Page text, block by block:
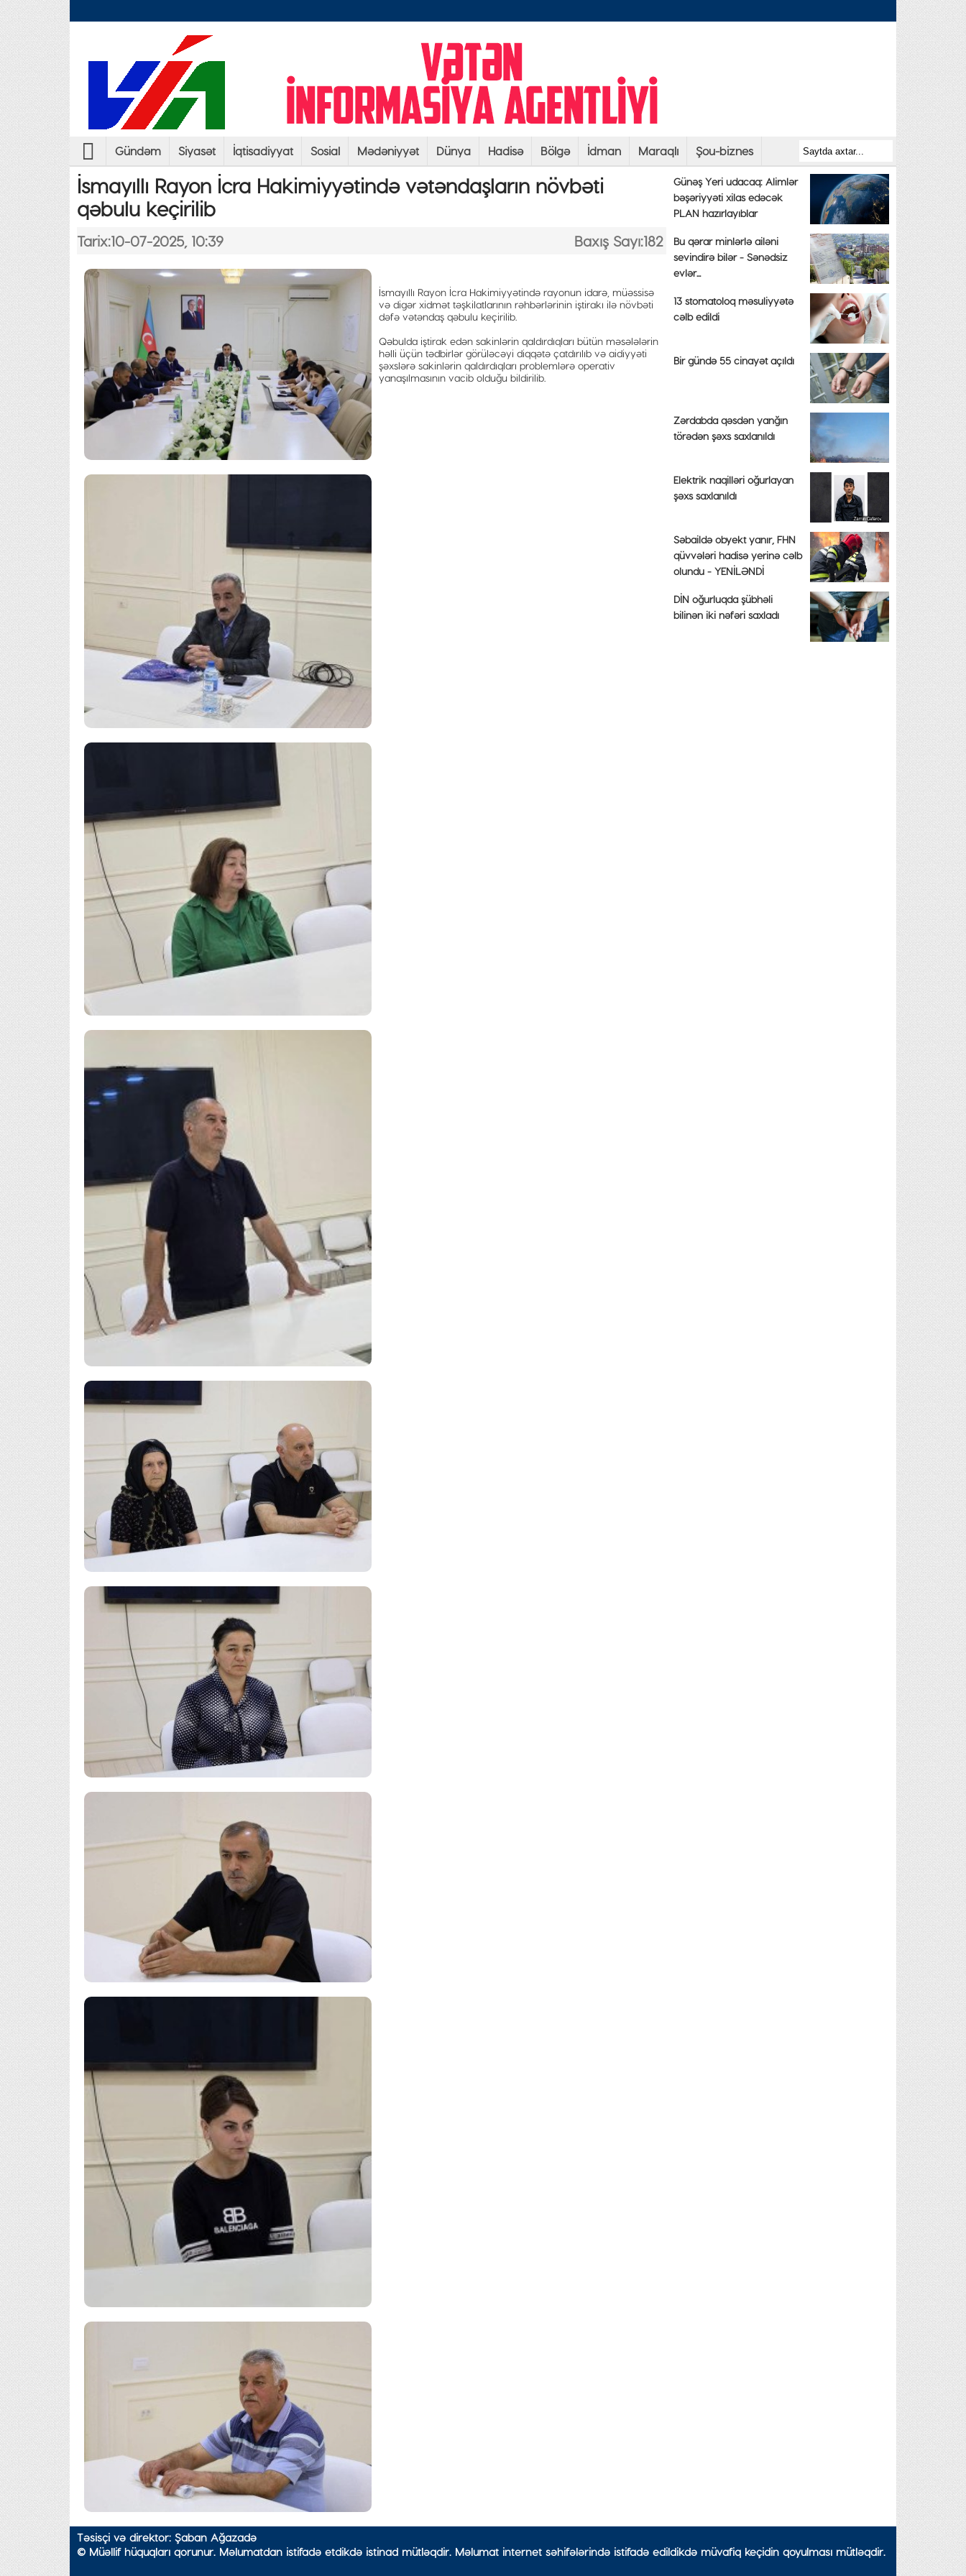
Gündəm Siyasət İqtisadiyyat Sosial Mədəniyyət Dünya Hadisə Bölgə İdman Maraqlı Şou-biznes
İsmayıllı Rayon İcra Hakimiyyətində vətəndaşların növbəti
qəbulu keçirilib
Tarix:10-07-2025, 10:39 Baxış Sayı:182
İsmayıllı Rayon İcra Hakimiyyətində rayonun idarə, müəssisə
və digər xidmət təşkilatlarının rəhbərlərinin iştirakı ilə növbəti
dəfə vətəndaş qəbulu keçirilib.
Qəbulda iştirak edən sakinlərin qaldırdıqları bütün məsələlərin
həlli üçün tədbirlər görüləcəyi diqqətə çatdırılıb və aidiyyəti
şəxslərə sakinlərin qaldırdıqları problemlərə operativ
yanaşılmasının vacib olduğu bildirilib.
Günəş Yeri udacaq: Alimlər
bəşəriyyəti xilas edəcək
PLAN hazırlayıblar
Bu qərar minlərlə ailəni
sevindirə bilər - Sənədsiz
evlər...
13 stomatoloq məsuliyyətə
cəlb edildi
Bir gündə 55 cinayət açıldı
Zərdabda qəsdən yanğın
törədən şəxs saxlanıldı
Elektrik naqilləri oğurlayan
şəxs saxlanıldı
Səbaildə obyekt yanır, FHN
qüvvələri hadisə yerinə cəlb
olundu - YENİLƏNDİ
DİN oğurluqda şübhəli
bilinən iki nəfəri saxladı
Təsisçi və direktor: Şaban Ağazadə
© Müəllif hüquqları qorunur. Məlumatdan istifadə etdikdə istinad mütləqdir. Məlumat internet səhifələrində istifadə edildikdə müvafiq keçidin qoyulması mütləqdir.